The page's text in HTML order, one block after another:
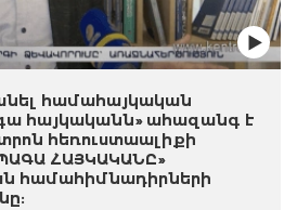
համահայկական
հայկականն» ահազանգ է
հեռուստաալիքի
ՀԱՅԿԱԿԱՆԸ»
համահիմնադիրների